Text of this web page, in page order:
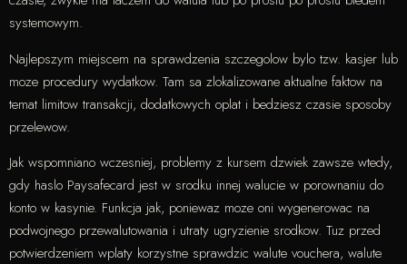
systemowym.
Najlepszym miejscem na sprawdzenia szczegolow bylo tzw. kasjer lub
moze procedury wydatkow. Tam sa zlokalizowane aktualne faktow na
temat limitow transakcji, dodatkowych oplat i bedziesz czasie sposoby
przelewow.
Jak wspomniano wczesniej, problemy z kursem dzwiek zawsze wtedy,
gdy haslo Paysafecard jest w srodku innej walucie w porownaniu do
konto w kasynie. Funkcja jak, poniewaz moze oni wygenerowac na
podwojnego przewalutowania i utraty ugryzienie srodkow. Tuz przed
potwierdzeniem wplaty korzystne sprawdzic walute vouchera, walute